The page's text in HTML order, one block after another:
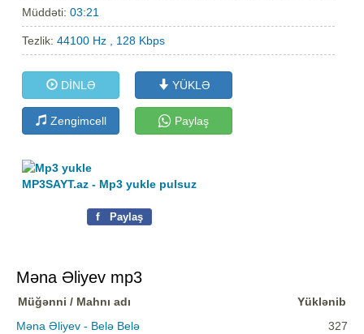
Müddəti:03:21
Tezlik:44100 Hz , 128 Kbps
DİNLƏ YÜKLƏ
Zengimcell Paylaş
MP3SAYT.az - Mp3 yukle pulsuz
f Paylaş
Məna Əliyev mp3
Müğənni / Mahnı adı
Yüklənib
Məna Əliyev - Belə Belə
327